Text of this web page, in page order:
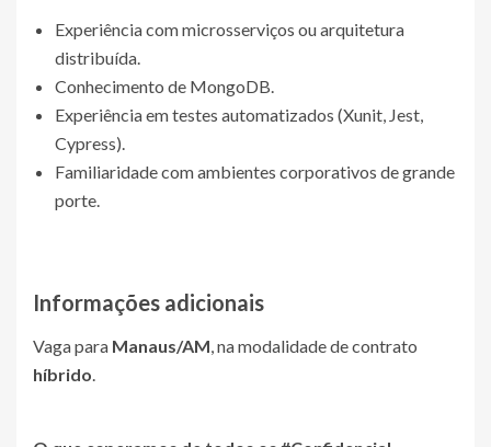
Experiência com microsserviços ou arquitetura
distribuída.
Conhecimento de MongoDB.
Experiência em testes automatizados (Xunit, Jest,
Cypress).
Familiaridade com ambientes corporativos de grande
porte.
Informações adicionais
Vaga para Manaus/AM, na modalidade de contrato
híbrido.